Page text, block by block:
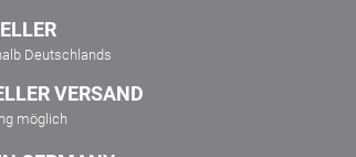
Deutschlands
VERSAND
möglich